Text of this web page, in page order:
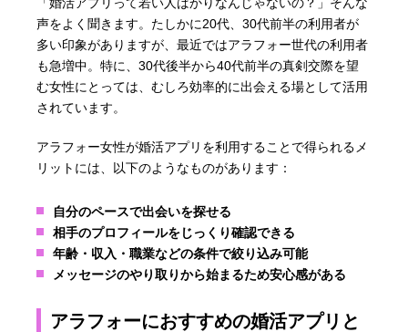
声をよく聞きます。たしかに20代、30代前半の利用者が
多い印象がありますが、最近ではアラフォー世代の利用者
も急増中。特に、30代後半から40代前半の真剣交際を望
む女性にとっては、むしろ効率的に出会える場として活用
されています。
アラフォー女性が婚活アプリを利用することで得られるメ
リットには、以下のようなものがあります：
自分のペースで出会いを探せる
相手のプロフィールをじっくり確認できる
年齢・収入・職業などの条件で絞り込み可能
メッセージのやり取りから始まるため安心感がある
アラフォーにおすすめの婚活アプリと